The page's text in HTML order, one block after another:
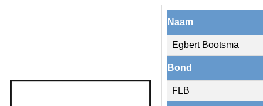
Naam
Egbert Bootsma
Bond
FLB